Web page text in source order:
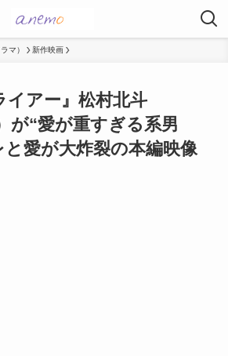
マ） 新作映画
イアー』松村北斗
が“愛が重すぎる系男
愛が大炸裂の本編映像